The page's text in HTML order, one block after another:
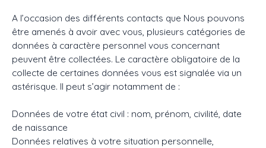
A l’occasion des différents contacts que Nous pouvons
être amenés à avoir avec vous, plusieurs catégories de
données à caractère personnel vous concernant
peuvent être collectées. Le caractère obligatoire de la
collecte de certaines données vous est signalée via un
astérisque. Il peut s’agir notamment de :
Données de votre état civil : nom, prénom, civilité, date
de naissance
Données relatives à votre situation personnelle,